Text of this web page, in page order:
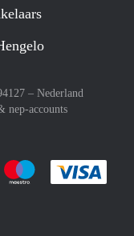
– Nederland
nep-accounts
af met Paypal
rekent gemakkelijk af met
Je rekent